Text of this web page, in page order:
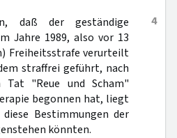
4
daß der geständige
Jahre 1989, also vor 13
Freiheitsstrafe verurteilt
straffrei geführt, nach
"Reue und Scham"
begonnen hat, liegt
Bestimmungen der
könnten.